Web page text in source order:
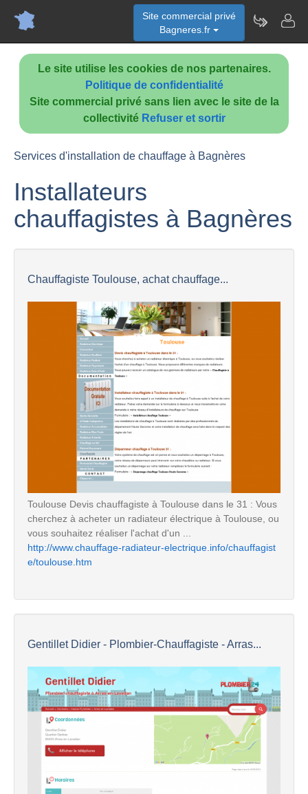
Le site utilise les cookies de nos partenaires.
Politique de confidentialité
Site commercial privé sans lien avec le site de la
collectivité Refuser et sortir
Site commercial privé
Bagneres.fr
Services d'installation de chauffage à Bagnères
Installateurs
chauffagistes à Bagnères
Chauffagiste Toulouse, achat chauffage...
Toulouse Devis chauffagiste à Toulouse dans le 31 : Vous
cherchez à acheter un radiateur électrique à Toulouse, ou
vous souhaitez réaliser l'achat d'un ...
http://www.chauffage-radiateur-electrique.info/chauffagist
e/toulouse.htm
Gentillet Didier - Plombier-Chauffagiste - Arras...